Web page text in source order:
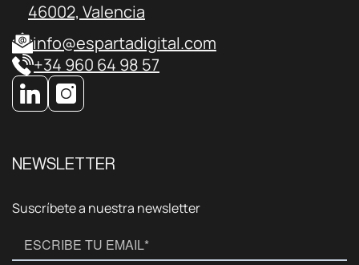
46002, Valencia
info@espartadigital.com
+34 960 64 98 57
NEWSLETTER
Suscríbete a nuestra newsletter